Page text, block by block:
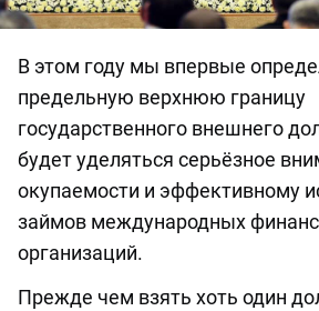
В этом году мы впервые
предельную верхнюю границу
государственного внешнего
будет уделяться серьёзное
окупаемости и эффективному
займов международных
организаций.
Прежде чем взять хоть один